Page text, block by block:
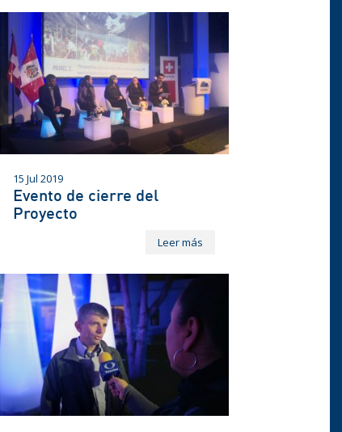
15 Jul 2019
Evento de cierre del
Proyecto
Leer más